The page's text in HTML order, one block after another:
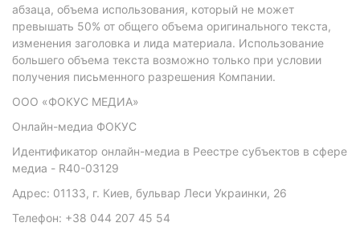
абзаца, объема использования, который не может
превышать 50% от общего объема оригинального текста,
изменения заголовка и лида материала. Использование
большего объема текста возможно только при условии
получения письменного разрешения Компании.
ООО «ФОКУС МЕДИА»
Онлайн-медиа ФОКУС
Идентификатор онлайн-медиа в Реестре субъектов в сфере
медиа - R40-03129
Адрес: 01133, г. Киев, бульвар Леси Украинки, 26
Телефон: +38 044 207 45 54